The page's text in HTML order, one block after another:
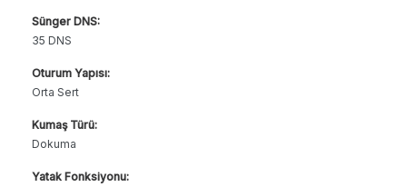
Sünger DNS:
35 DNS
Oturum Yapısı:
Orta Sert
Kumaş Türü:
Dokuma
Yatak Fonksiyonu: